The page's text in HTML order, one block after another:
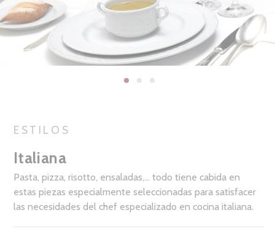
ESTILOS
Italiana
Pasta, pizza, risotto, ensaladas,… todo tiene cabida en
estas piezas especialmente seleccionadas para satisfacer
las necesidades del chef especializado en cocina italiana.